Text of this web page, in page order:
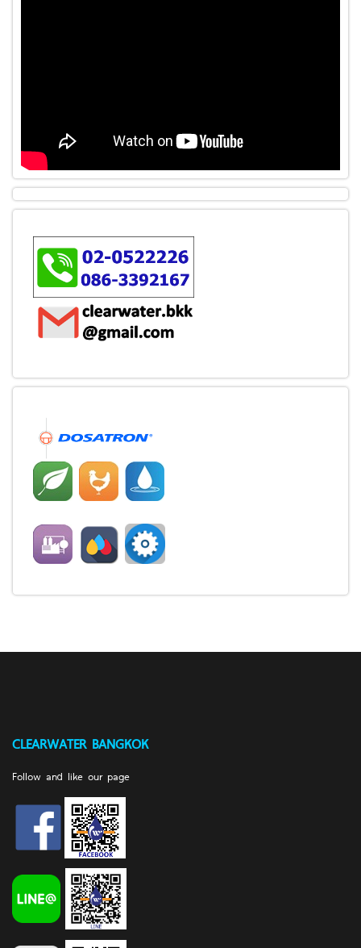
CLEARWATER BANGKOK
Follow and like our page